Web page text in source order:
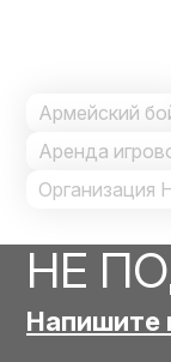
Армейский
Аренда
Организация
НЕ
Напишите